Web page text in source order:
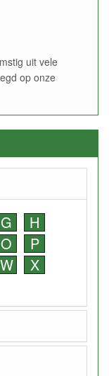
uit vele
op onze
G
H
O
P
W
X